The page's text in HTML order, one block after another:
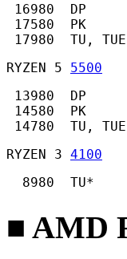
16980  DP
17580  PK
17980  TU, TUE
RYZEN 5 5500
13980  DP
14580  PK
14780  TU, TUE
RYZEN 3 4100
  8980  TU*
■ AMD